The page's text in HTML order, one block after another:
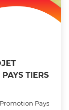
TIERS
Pays